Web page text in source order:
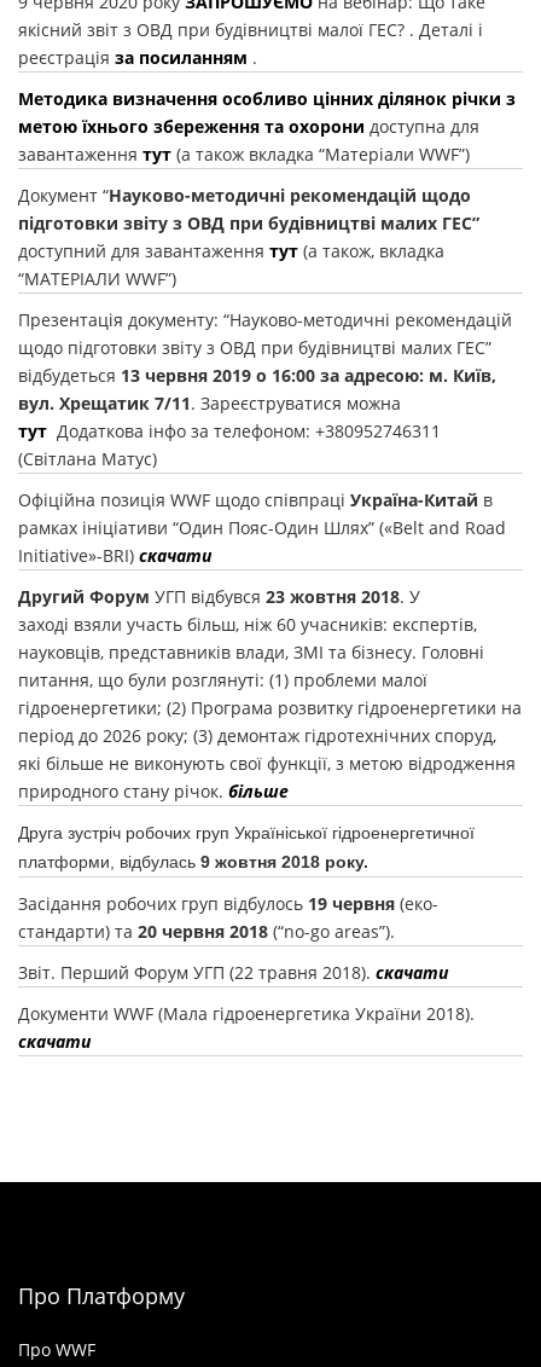
якісний звіт з ОВД при будівництві малої ГЕС? . Деталі і
реєстрація за посиланням .
Методика визначення особливо цінних ділянок річки з
метою їхнього збереження та охорони доступна для
завантаження тут (а також вкладка “Матеріали WWF”)
Документ “Науково-методичні рекомендацій щодо
підготовки звіту з ОВД при будівництві малих ГЕС”
доступний для завантаження тут (а також, вкладка
“МАТЕРІАЛИ WWF”)
Презентація документу: “Науково-методичні рекомендацій
щодо підготовки звіту з ОВД при будівництві малих ГЕС”
відбудеться 13 червня 2019 о 16:00 за адресою: м. Київ,
вул. Хрещатик 7/11. Зареєструватися можна
тут Додаткова інфо за телефоном: +380952746311
(Світлана Матус)
Офіційна позиція WWF щодо співпраці Україна-Китай в
рамках ініціативи “Один Пояс-Один Шлях” («Belt and Road
Initiative»-BRI) скачати
Другий Форум УГП відбувся 23 жовтня 2018. У
заході взяли участь більш, ніж 60 учасників: експертів,
науковців, представників влади, ЗМІ та бізнесу. Головні
питання, що були розглянуті: (1) проблеми малої
гідроенергетики; (2) Програма розвитку гідроенергетики на
період до 2026 року; (3) демонтаж гідротехнічних споруд,
які більше не виконують свої функції, з метою відродження
природного стану річок. більше
Друга зустріч робочих груп Україніської гідроенергетичної
платформи, відбулась 9 жовтня 2018 року.
Засідання робочих груп відбулось 19 червня (еко-
стандарти) та 20 червня 2018 (“no-go areas”).
Звіт. Перший Форум УГП (22 травня 2018). скачати
Документи WWF (Мала гідроенергетика України 2018).
скачати
Про Платформу
Про WWF